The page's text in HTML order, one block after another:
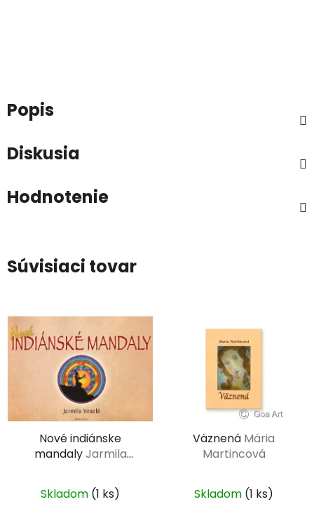
Popis
Diskusia
Hodnotenie
Súvisiaci tovar
Nové indiánske
mandalyJarmila
Skladom (1 ks)
Väznená Mária
Martincová
Skladom (1 ks)